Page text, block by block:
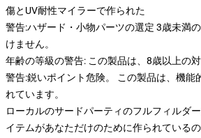
傷とUV耐性マイラーで作られた
警告:ハザード・小物パーツの選定 3歳未満
けません。
年齢の等級の警告: この製品は、8歳以上の対
警告:鋭いポイント危険。 この製品は、機能
れています。
ローカルのサードパーティのフルフィルダ
イテムがあなただけのために作られている